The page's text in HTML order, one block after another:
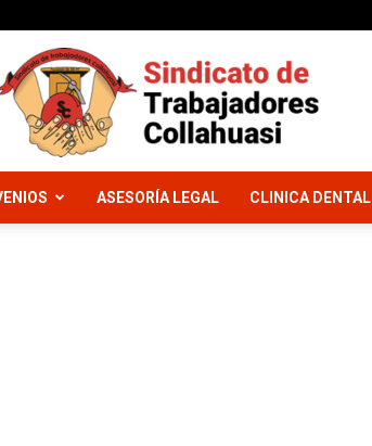
Sindicato
ASESORÍA LEGAL CLINICA DENTAL